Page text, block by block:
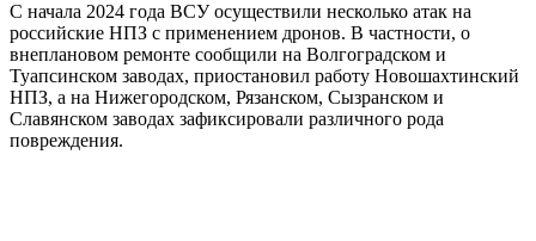
С начала 2024 года ВСУ осуществили несколько атак на
российские НПЗ с применением дронов. В частности, о
внеплановом ремонте сообщили на Волгоградском и
Туапсинском заводах, приостановил работу Новошахтинский
НПЗ, а на Нижегородском, Рязанском, Сызранском и
Славянском заводах зафиксировали различного рода
повреждения.